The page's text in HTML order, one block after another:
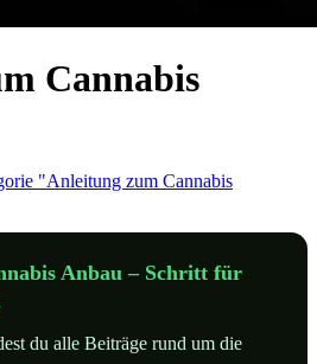
Cannabis
"Anleitung zum Cannabis
Anbau – Schritt für
du alle Beiträge rund um die